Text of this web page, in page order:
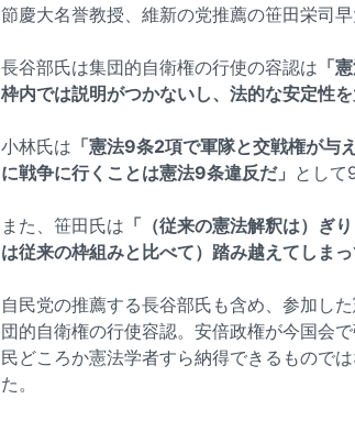
節慶大名誉教授、維新の党推薦の笹田栄司早
長谷部氏は集団的自衛権の行使の容認は 「
枠内では説明がつかないし、法的な安定性を
小林氏は 「憲法9条2項で軍隊と交戦権が与
に戦争に行くことは憲法9条違反だ」 として
また、笹田氏は 「（従来の憲法解釈は）ぎ
は従来の枠組みと比べて）踏み越えてしまっ
自民党の推薦する長谷部氏も含め、参加し
団的自衛権の行使容認。安倍政権が今国会
民どころか憲法学者すら納得できるもので
た。